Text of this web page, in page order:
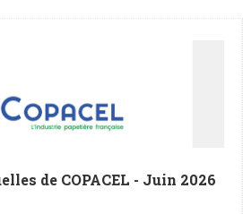
de COPACEL - Juin 2026